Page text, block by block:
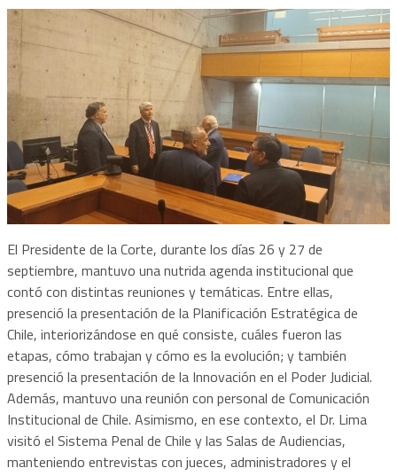
El Presidente de la Corte, durante los días 26 y 27 de
septiembre, mantuvo una nutrida agenda institucional que
contó con distintas reuniones y temáticas. Entre ellas,
presenció la presentación de la Planificación Estratégica de
Chile, interiorizándose en qué consiste, cuáles fueron las
etapas, cómo trabajan y cómo es la evolución; y también
presenció la presentación de la Innovación en el Poder Judicial.
Además, mantuvo una reunión con personal de Comunicación
Institucional de Chile. Asimismo, en ese contexto, el Dr. Lima
visitó el Sistema Penal de Chile y las Salas de Audiencias,
manteniendo entrevistas con jueces, administradores y el